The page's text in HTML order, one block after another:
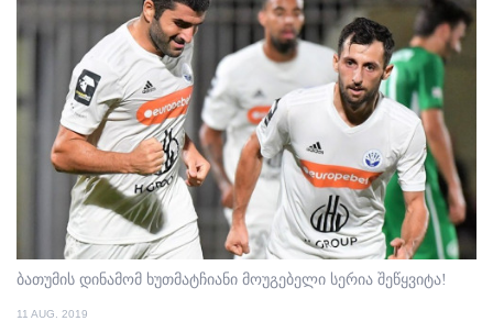
ბათუმის დინამომ ხუთმატჩიანი მოუგებელი სერია შეწყვიტა!
11 AUG. 2019